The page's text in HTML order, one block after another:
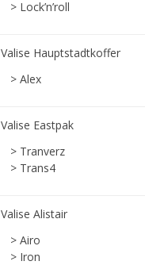
> Lock’n’roll
Valise Hauptstadtkoffer
> Alex
Valise Eastpak
> Tranverz
> Trans4
Valise Alistair
> Airo
> Iron